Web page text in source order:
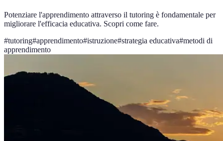
Potenziare l'apprendimento attraverso il tutoring è fondamentale per
migliorare l'efficacia educativa. Scopri come fare.
#tutoring#apprendimento#istruzione#strategia educativa#metodi di
apprendimento